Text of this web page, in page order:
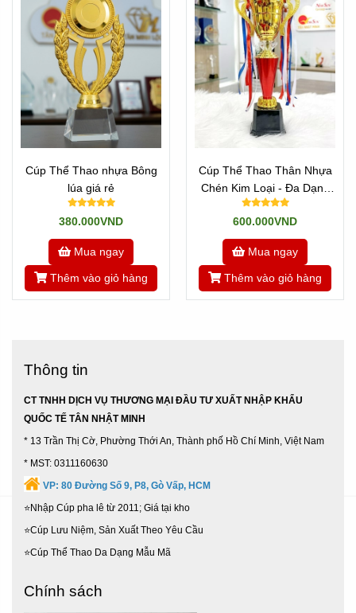
Cúp Thể Thao nhựa Bông
lúa giá rẻ
380.000VND
Mua ngay
Thêm vào giỏ hàng
Cúp Thể Thao Thân Nhựa
Chén Kim Loại - Đa Dạng
Giải
600.000VND
Mua ngay
Thêm vào giỏ hàng
Thông tin
CT TNHH DỊCH VỤ THƯƠNG MẠI ĐẦU TƯ XUẤT NHẬP KHẨU
QUỐC TẾ TÂN NHẬT MINH
* 13 Trần Thị Cờ, Phường Thới An, Thành phố Hồ Chí Minh, Việt Nam
* MST: 0311160630
VP: 80 Đường Số 9, P8, Gò Vấp, HCM
⭐Nhập Cúp pha lê từ 2011; Giá tại kho
⭐Cúp Lưu Niệm, Sản Xuất Theo Yêu Cầu
⭐Cúp Thể Thao Da Dạng Mẫu Mã
Chính sách